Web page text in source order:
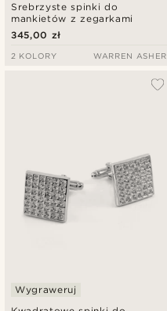
Srebrzyste spinki do
mankietów z zegarkami
345,00 zł
2 KOLORY WARREN ASHER
Wygraweruj